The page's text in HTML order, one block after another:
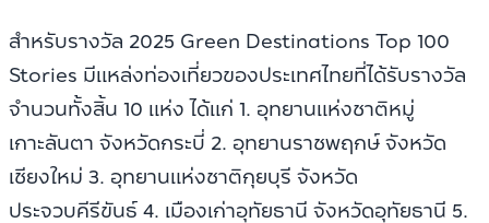
สำหรับรางวัล 2025 Green Destinations Top 100
Stories มีแหล่งท่องเที่ยวของประเทศไทยที่ได้รับรางวัล
จำนวนทั้งสิ้น 10 แห่ง ได้แก่ 1. อุทยานแห่งชาติหมู่
เกาะลันตา จังหวัดกระบี่ 2. อุทยานราชพฤกษ์ จังหวัด
เชียงใหม่ 3. อุทยานแห่งชาติกุยบุรี จังหวัด
ประจวบคีรีขันธ์ 4. เมืองเก่าอุทัยธานี จังหวัดอุทัยธานี 5.